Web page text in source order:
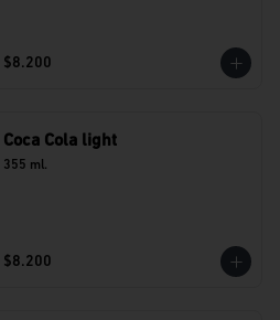
$8.200
Coca Cola light
355 ml.
$8.200